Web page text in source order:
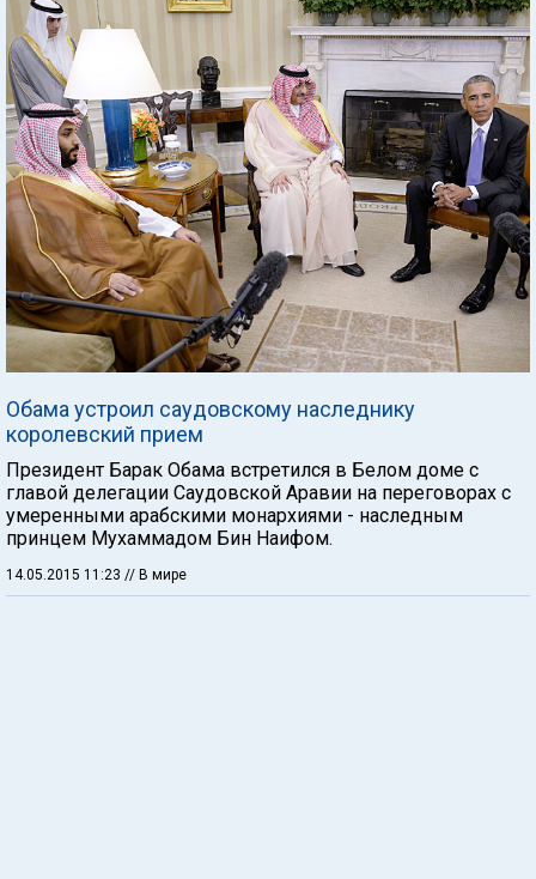
Обама устроил саудовскому наследнику
королевский прием
Президент Барак Обама встретился в Белом доме с
главой делегации Саудовской Аравии на переговорах с
умеренными арабскими монархиями - наследным
принцем Мухаммадом Бин Наифом.
14.05.2015 11:23 // В мире